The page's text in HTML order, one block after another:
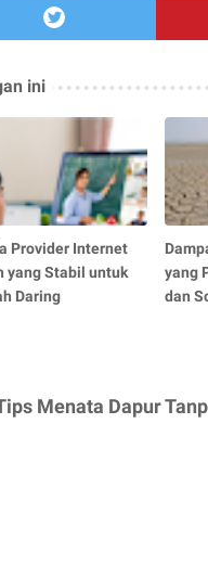
ini
Provider Internet
yang Stabil untuk
Daring
yang
dan
Menata Dapur